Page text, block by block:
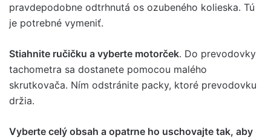
pravdepodobne odtrhnutá os ozubeného kolieska. Tú
je potrebné vymeniť.
Stiahnite ručičku a vyberte motorček. Do prevodovky
tachometra sa dostanete pomocou malého
skrutkovača. Ním odstránite packy, ktoré prevodovku
držia.
Vyberte celý obsah a opatrne ho uschovajte tak, aby